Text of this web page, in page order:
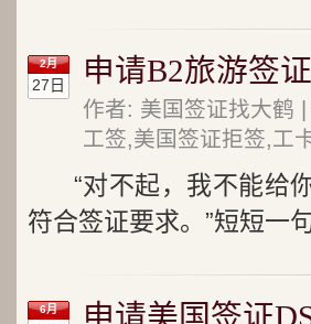
2月
27日 申请B2旅游签
作者: 美国签证找大鹤 |
工签,美国签证拒签,工
“对不起，我不能给
符合签证要求。”短短一
6月 申请美国签证